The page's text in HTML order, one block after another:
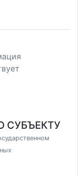
СУБЪЕКТУ